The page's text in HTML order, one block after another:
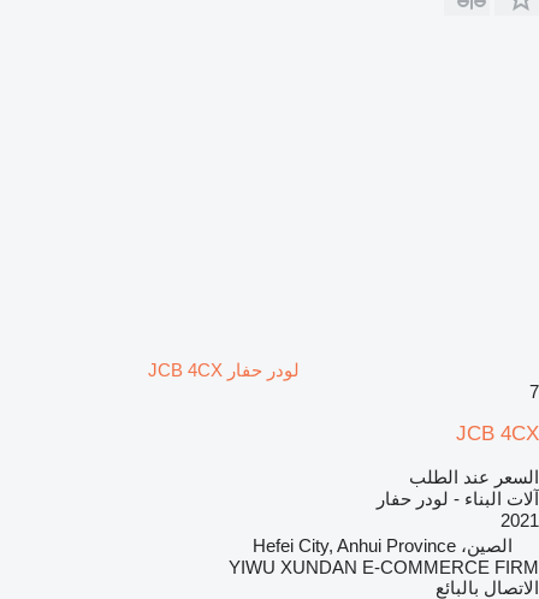
لودر حفار JCB 4CX
7
JCB 4CX
السعر عند الطلب
آلات البناء - لودر حفار
2021
الصين، Hefei City, Anhui Province
YIWU XUNDAN E-COMMERCE FIRM
الاتصال بالبائع